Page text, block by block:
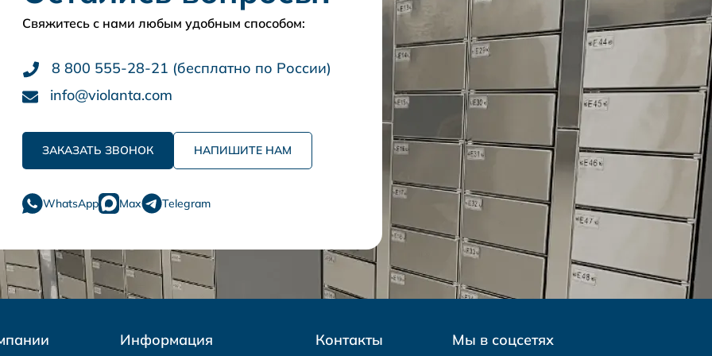
Свяжитесь с нами любым удобным способом:
8 800 555-28-21 (бесплатно по России)
info@violanta.com
ЗАКАЗАТЬ ЗВОНОК НАПИШИТЕ НАМ
WhatsApp Max Telegram
Информация Контакты Мы в соцсетях